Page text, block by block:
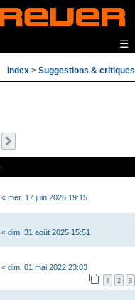
☰
Index > Suggestions & critiques
« mer. 17 juin 2026 19:15
« dim. 31 août 2025 15:51
« dim. 01 mai 2022 23:03
1 2 3